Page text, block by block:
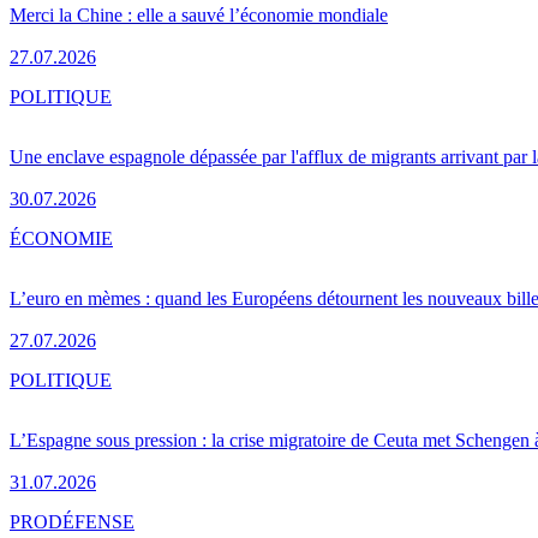
Merci la Chine : elle a sauvé l’économie mondiale
27.07.2026
Une enclave espagnole dépassée par l'afflux de migrants arrivant par
30.07.2026
POLITIQUE
L’euro en mèmes : quand les Européens détournent les nouveaux
27.07.2026
ÉCONOMIE
L’Espagne sous pression : la crise migratoire de Ceuta met Schengen
31.07.2026
POLITIQUE
PRODÉFENSE